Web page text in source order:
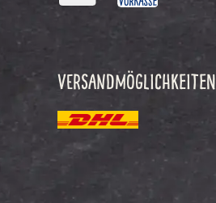
VERSANDMÖGLICHKEITEN